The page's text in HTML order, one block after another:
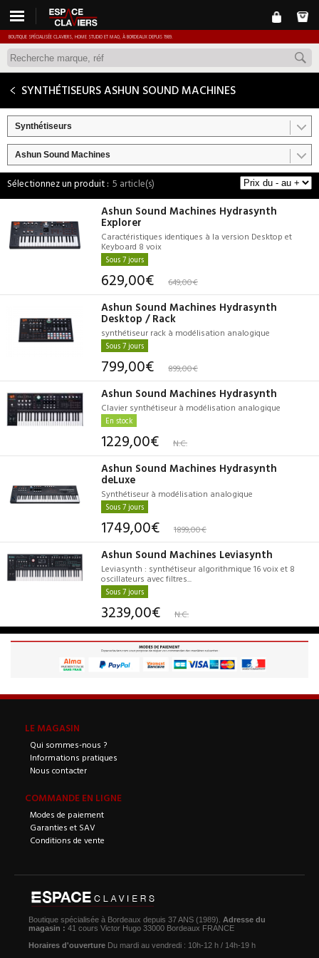
BOUTIQUE SPÉCIALISÉE CLAVIERS, HOME STUDIO ET MAO, À BORDEAUX DEPUIS 1989.
SYNTHÉTISEURS ASHUN SOUND MACHINES
Synthétiseurs
Ashun Sound Machines
5 article(s)
Ashun Sound Machines Hydrasynth
Explorer
Caractéristiques identiques à la version Desktop et
Keyboard 8 voix
Sous 7 jours
629,00€ 649,00€
Ashun Sound Machines Hydrasynth
Desktop / Rack
synthétiseur rack à modélisation analogique
Sous 7 jours
799,00€ 899,00€
Ashun Sound Machines Hydrasynth
Clavier synthétiseur à modélisation analogique
En stock
1229,00€ N.C.
Ashun Sound Machines Hydrasynth
deLuxe
Synthétiseur à modélisation analogique
Sous 7 jours
1749,00€ 1899,00€
Ashun Sound Machines Leviasynth
Leviasynth : synthétiseur algorithmique 16 voix et 8
oscillateurs avec filtres...
Sous 7 jours
3239,00€ N.C.
LE MAGASIN
Qui sommes-nous ?
Informations pratiques
Nous contacter
COMMANDE EN LIGNE
Modes de paiement
Garanties et SAV
Conditions de vente
Boutique spécialisée à Bordeaux depuis 37 ANS (1989). Adresse du
magasin : 41 cours Victor Hugo 33000 Bordeaux FRANCE
Horaires d'ouverture Du mardi au vendredi : 10h-12 h / 14h-19 h